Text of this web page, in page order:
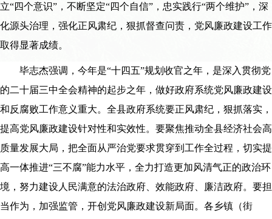
立“四个意识”，不断坚定“四个自信”，忠实践行“两个维护”，深
化源头治理，强化正风肃纪，狠抓督查问责，党风廉政建设工作
取得显著成绩。
毕志杰强调，今年是“十四五”规划收官之年，是深入贯彻党
的二十届三中全会精神的起步之年，做好政府系统党风廉政建设
和反腐败工作意义重大。全县政府系统要正风肃纪，狠抓落实，
提高党风廉政建设针对性和实效性。要聚焦推动全县经济社会高
质量发展大局，把全面从严治党要求贯穿到工作全过程，切实提
高一体推进“三不腐”能力水平，全力打造更加风清气正的政治环
境，努力建设人民满意的法治政府、效能政府、廉洁政府。要担
当作为，加强监管，开创党风廉政建设新局面。各乡镇（街